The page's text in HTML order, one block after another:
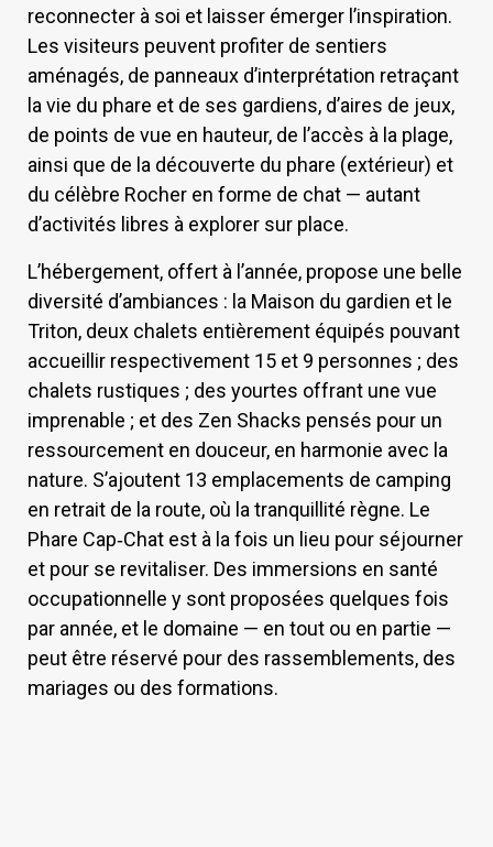
reconnecter à soi et laisser émerger l’inspiration.
Les visiteurs peuvent profiter de sentiers
aménagés, de panneaux d’interprétation retraçant
la vie du phare et de ses gardiens, d’aires de jeux,
de points de vue en hauteur, de l’accès à la plage,
ainsi que de la découverte du phare (extérieur) et
du célèbre Rocher en forme de chat — autant
d’activités libres à explorer sur place.
L’hébergement, offert à l’année, propose une belle
diversité d’ambiances : la Maison du gardien et le
Triton, deux chalets entièrement équipés pouvant
accueillir respectivement 15 et 9 personnes ; des
chalets rustiques ; des yourtes offrant une vue
imprenable ; et des Zen Shacks pensés pour un
ressourcement en douceur, en harmonie avec la
nature. S’ajoutent 13 emplacements de camping
en retrait de la route, où la tranquillité règne. Le
Phare Cap‑Chat est à la fois un lieu pour séjourner
et pour se revitaliser. Des immersions en santé
occupationnelle y sont proposées quelques fois
par année, et le domaine — en tout ou en partie —
peut être réservé pour des rassemblements, des
mariages ou des formations.